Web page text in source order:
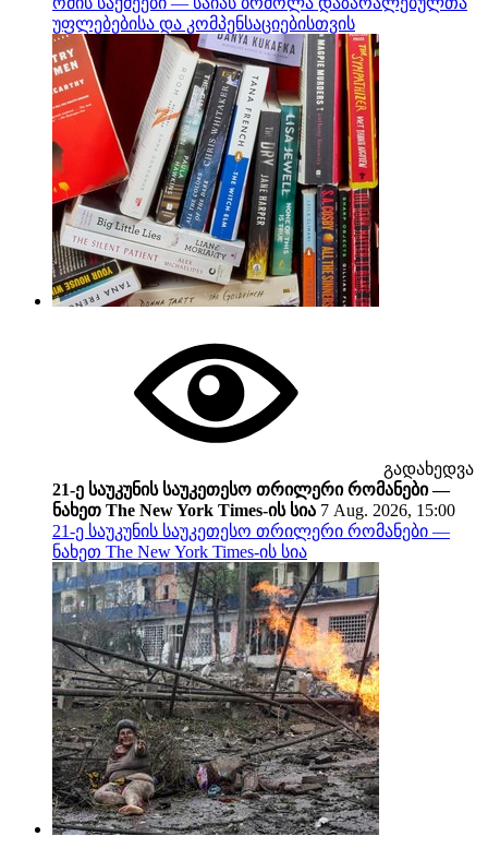
უფლებებისა და კომპენსაციებისთვის
გადახედვა
21-ე საუკუნის საუკეთესო თრილერი რომანები —
ნახეთ The New York Times-ის სია 7 Aug. 2026, 15:00
21-ე საუკუნის საუკეთესო თრილერი რომანები —
ნახეთ The New York Times-ის სია